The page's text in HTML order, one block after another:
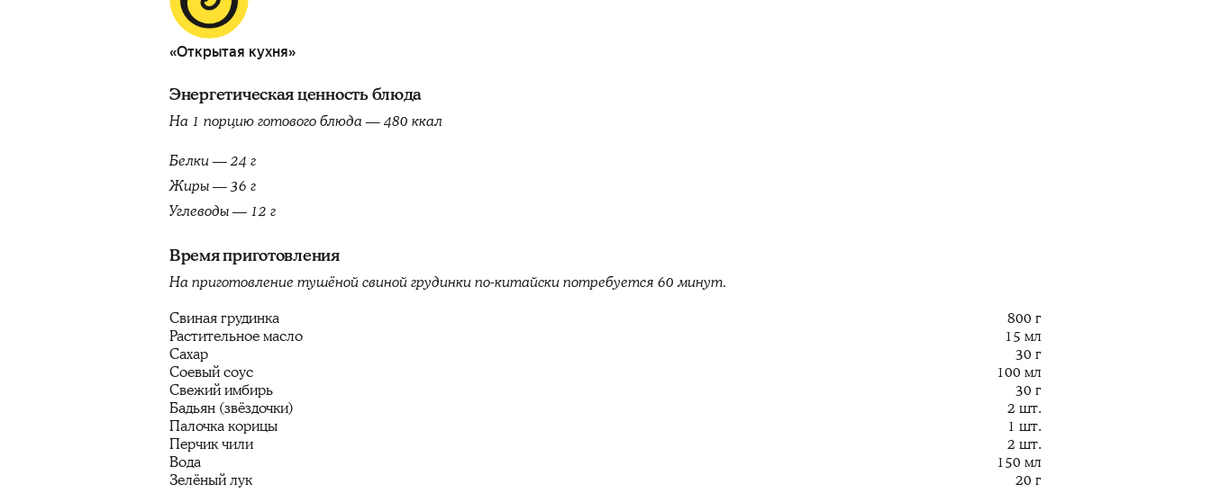
«Открытая кухня»
Энергетическая ценность блюда
На 1 порцию готового блюда — 480 ккал
Белки — 24 г
Жиры — 36 г
Углеводы — 12 г
Время приготовления
На приготовление тушёной свиной грудинки по-китайски потребуется 60 минут.
Свиная грудинка
800 г
Растительное масло
15 мл
Сахар
30 г
Соевый соус
100 мл
Свежий имбирь
30 г
Бадьян (звёздочки)
2 шт.
Палочка корицы
1 шт.
Перчик чили
2 шт.
Вода
150 мл
Зелёный лук
20 г